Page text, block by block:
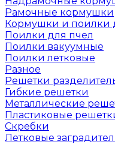
Рамочные кормушки
Кормушки и поилки
Поилки для пчел
Поилки вакуумные
Поилки летковые
Разное
Решетки
Гибкие решетки
Металлические
Пластиковые
Скребки
Летковые